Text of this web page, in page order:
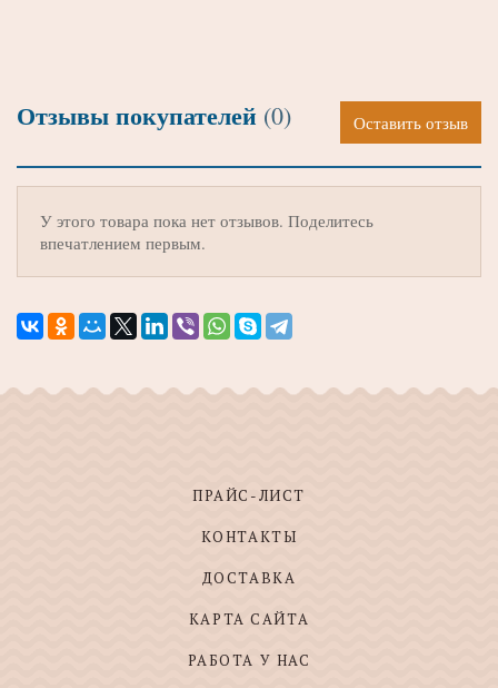
Отзывы покупателей (0) Оставить отзыв
У этого товара пока нет отзывов. Поделитесь
впечатлением первым.
ПРАЙС-ЛИСТ
КОНТАКТЫ
ДОСТАВКА
КАРТА САЙТА
РАБОТА У НАС